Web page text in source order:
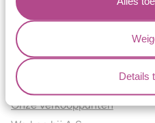
Details
Conflictvrije Materialen
Oneindig veel mogelijkheden
Kwaliteit
Juweliers & Contact
Onze verkooppunten